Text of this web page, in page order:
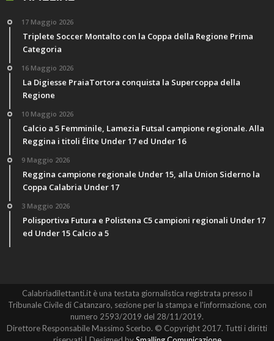
17 Maggio 2026
Triplete Soccer Montalto con la Coppa della Regione Prima
Categoria
16 Maggio 2026
La Digiesse PraiaTortora conquista la Supercoppa della
Regione
10 Maggio 2026
Calcio a 5 Femminile, Lamezia Futsal campione regionale. Alla
Reggina i titoli Élite Under 17 ed Under 16
9 Maggio 2026
Reggina campione regionale Under 15, alla Union Siderno la
Coppa Calabria Under 17
3 Maggio 2026
Polisportiva Futura e Polistena C5 campioni regionali Under 17
ed Under 15 Calcio a 5
Calabriadilettanti.it è una testata giornalistica registrata presso il
Tribunale Civile di Catanzaro, sezione per la stampa e l'informazione, con
numero 2593/2019 del 28/11/2019.
Direttore Responsabile Massimo Scerbo. © Copyright 2017. Tutti i diritti